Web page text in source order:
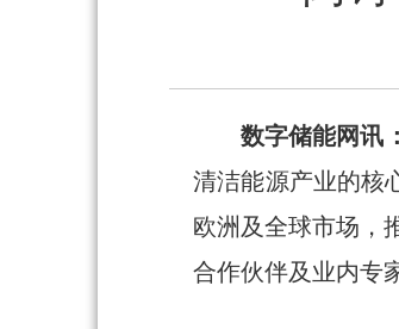
数字储能网讯：
清洁能源产业的核
欧洲及全球市场，
合作伙伴及业内专